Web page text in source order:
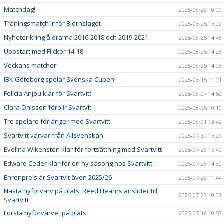
Matchdag! 2025-08-28 10:00
Träningsmatch inför Björnslaget 2025-08-25 15:09
Nyheter kring åldrarna 2016-2018 och 2019-2021 2025-08-25 14:48
Uppstart med Flickor 14-18 2025-08-25 14:28
Veckans matcher 2025-08-25 14:08
IBK Göteborg spelar Svenska Cupen! 2025-08-15 11:01
Felicia Anjou klar för Svartvitt 2025-08-07 14:50
Clara Ohlsson förblir Svartvit 2025-08-05 10:10
Tre spelare förlänger med Svartvitt 2025-08-01 13:42
Svartvitt värvar från Allsvenskan 2025-07-30 15:29
Evelina Wikensten klar för fortsättning med Svartvitt 2025-07-29 15:40
Edward Ceder klar för en ny säsong hos Svartvitt 2025-07-28 14:30
Ehrenpreis är Svartvit även 2025/26 2025-07-28 11:44
Nästa nyförvärv på plats, Reed Hearns ansluter till
Svartvitt
2025-07-23 10:03
Första nyförvärvet på plats 2025-07-18 10:53